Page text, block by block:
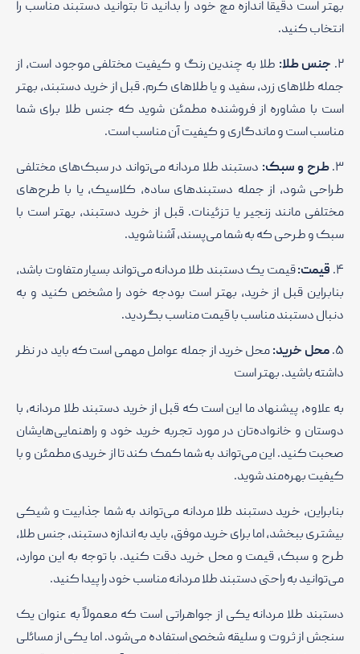
بهتر است دقیقاً اندازه مچ خود را بدانید تا بتوانید دستبند مناسب را
انتخاب کنید.
۲. جنس طلا: طلا به چندین رنگ و کیفیت مختلفی موجود است، از
جمله طلاهای زرد، سفید و یا طلاهای کرم. قبل از خرید دستبند، بهتر
است با مشاوره از فروشنده مطمئن شوید که جنس طلا برای شما
مناسب است و ماندگاری و کیفیت آن مناسب است.
۳. طرح و سبک: دستبند طلا مردانه می‌تواند در سبک‌های مختلفی
طراحی شود، از جمله دستبند‌های ساده، کلاسیک، یا با طرح‌های
مختلفی مانند زنجیر یا تزئینات. قبل از خرید دستبند، بهتر است با
سبک و طرحی که به شما می‌پسند، آشنا شوید.
۴. قیمت:قیمت یک دستبند طلا مردانه می‌تواند بسیار متفاوت باشد،
بنابراین قبل از خرید، بهتر است بودجه خود را مشخص کنید و به
دنبال دستبند مناسب با قیمت مناسب بگردید.
۵. محل خرید:محل خرید از جمله عوامل مهمی است که باید در نظر
داشته باشید. بهتر است
به علاوه، پیشنهاد ما این است که قبل از خرید دستبند طلا مردانه، با
دوستان و خانواده‌تان در مورد تجربه خرید خود و راهنمایی‌هایشان
صحبت کنید. این می‌تواند به شما کمک کند تا از خریدی مطمئن و با
کیفیت بهره‌مند شوید.
بنابراین، خرید دستبند طلا مردانه می‌تواند به شما جذابیت و شیکی
بیشتری ببخشد، اما برای خرید موفق، باید به اندازه دستبند، جنس طلا،
طرح و سبک، قیمت و محل خرید دقت کنید. با توجه به این موارد،
می‌توانید به راحتی دستبند طلا مردانه مناسب خود را پیدا کنید.
دستبند طلا مردانه یکی از جواهراتی است که معمولاً به عنوان یک
سنجش از ثروت و سلیقه شخصی استفاده می‌شود. اما یکی از مسائلی